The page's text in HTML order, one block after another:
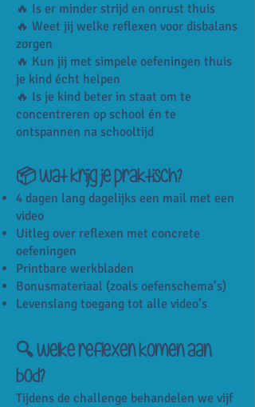
🔥 Is er minder strijd en onrust thuis
🔥 Weet jij welke reflexen voor disbalans
zorgen
🔥 Kun jij met simpele oefeningen thuis
je kind écht helpen
🔥 Is je kind beter in staat om te
concentreren op school én te
ontspannen na schooltijd
📦 Wat krijg je praktisch?
4 dagen lang dagelijks een mail met een
video
Uitleg over reflexen met concrete
oefeningen
Printbare werkbladen
Bonusmateriaal (zoals oefenschema’s)
Levenslang toegang tot alle video’s
🔍 Welke reflexen komen aan
bod?
Tijdens de challenge behandelen we vijf